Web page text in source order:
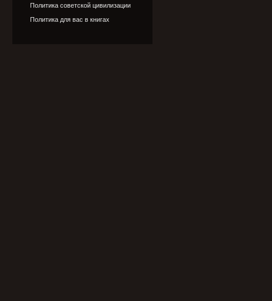
Политика советской цивилизации
Политика для вас в книгах